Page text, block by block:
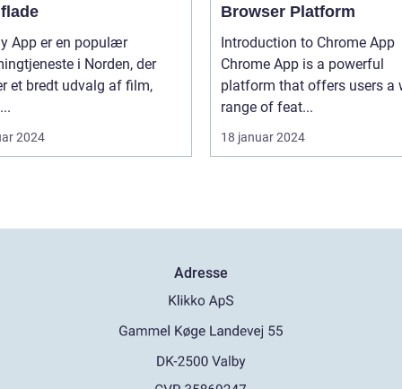
App er en populær
i Norden, der
et bredt udvalg af film,
2024
Browser Platform
Introduction to Chrome App
Chrome App is a powerful
platform that offers users a
range of feat...
18 januar 2024
Adresse